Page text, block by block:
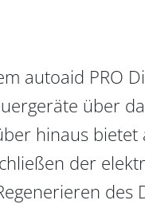
autoaid PRO
über
hinaus bietet
der
des